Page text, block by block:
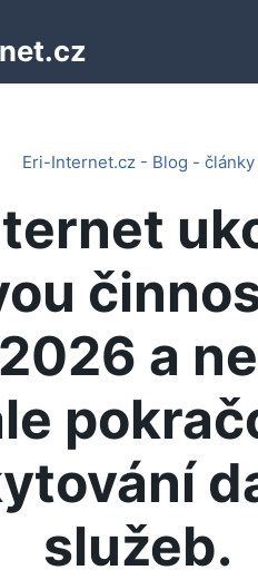
Eri-Internet.cz - Blog - články
a
služeb.